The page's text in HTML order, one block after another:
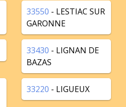
33550 - LESTIAC SUR
GARONNE
33430 - LIGNAN DE
BAZAS
33220 - LIGUEUX